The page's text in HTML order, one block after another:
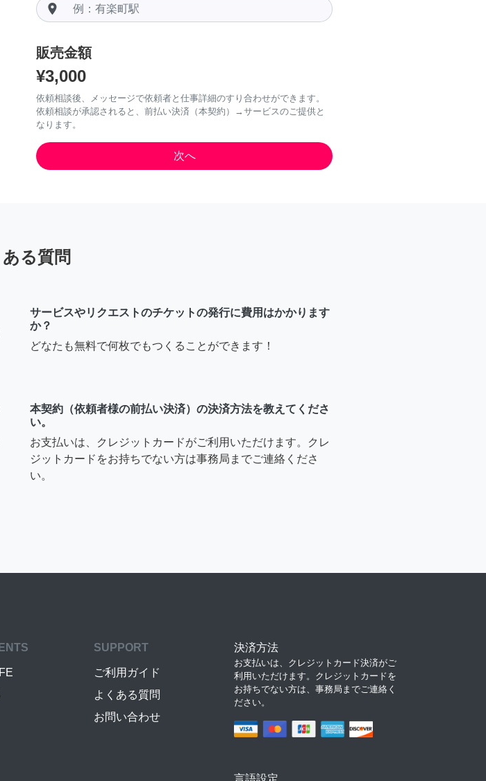
room
販売金額
¥3,000
依頼相談後、メッセージで依頼者と仕事詳細のすり合わせができます。
依頼相談が承認されると、前払い決済（本契約）→サービスのご提供と
なります。
る質問
サービスやリクエストのチケットの発行に費用はかかります
か？
どなたも無料で何枚でもつくることができます！
本契約（依頼者様の前払い決済）の決済方法を教えてくださ
い。
お支払いは、クレジットカードがご利用いただけます。クレ
ジットカードをお持ちでない方は事務局までご連絡くださ
い。
SUPPORT
ご利用ガイド
よくある質問
お問い合わせ
決済方法
お支払いは、クレジットカード決済がご
利用いただけます。クレジットカードを
お持ちでない方は、事務局までご連絡く
ださい。
言語設定